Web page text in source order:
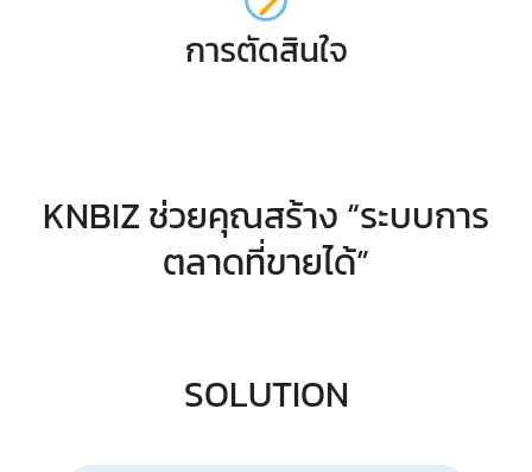
การตัดสินใจ
KNBIZ ช่วยคุณสร้าง “ระบบการ
ตลาดที่ขายได้”
SOLUTION